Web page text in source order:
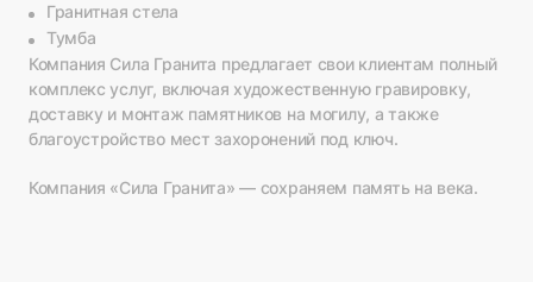
Гранитная стела
Тумба
Компания Сила Гранита предлагает свои клиентам полный
комплекс услуг, включая художественную гравировку,
доставку и монтаж памятников на могилу, а также
благоустройство мест захоронений под ключ.
Компания «Сила Гранита» — сохраняем память на века.